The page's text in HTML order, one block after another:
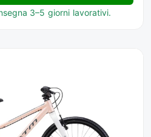
3–5 giorni lavorativi.